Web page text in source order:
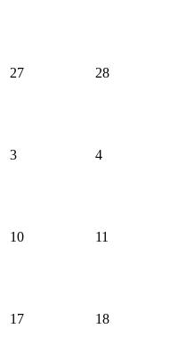
27 28
3 4
10 11
17
18